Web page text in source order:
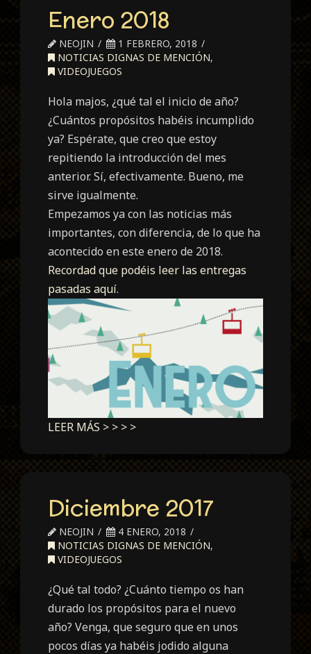
Enero 2018
NEOJIN
1 FEBRERO, 2018
NOTICIAS DIGNAS DE MENCIÓN,
VIDEOJUEGOS
Hola majos, ¿qué tal el inicio de año?
¿Cuántos propósitos habéis incumplido
ya? Espérate, que creo que estoy
repitiendo la introducción del mes
anterior. Sí, efectivamente. Bueno, me
sirve igualmente.
Empezamos ya con las noticias más
importantes, con diferencia, de lo que ha
acontecido en este enero de 2018.
Recordad que podéis leer las entregas
pasadas aquí.
LEER MÁS > > > >
Diciembre 2017
NEOJIN
4 ENERO, 2018
NOTICIAS DIGNAS DE MENCIÓN,
VIDEOJUEGOS
¿Qué tal todo? ¿Cuánto tiempo os han
durado los propósitos para el nuevo
año? Venga, que seguro que en unos
pocos días ya habéis jodido alguna